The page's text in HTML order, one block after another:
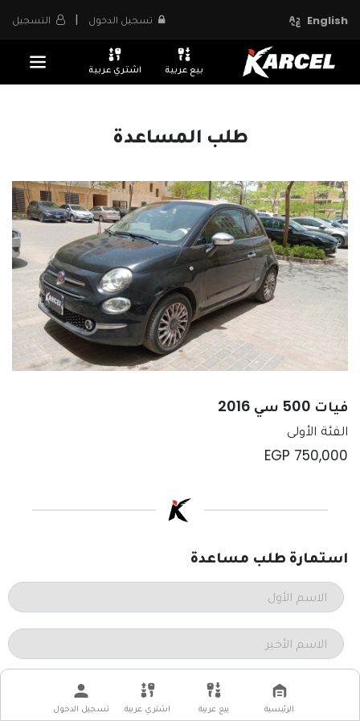
English تسجيل الدخول | التسجيل
بيع عربية اشتري عربية
طلب المساعدة
فيات 500 سي 2016
الفئة الأولى
750,000
EGP
استمارة طلب مساعدة
رقم الموبايل
الرئيسية بيع عربية اشتري عربية تسجيل الدخول